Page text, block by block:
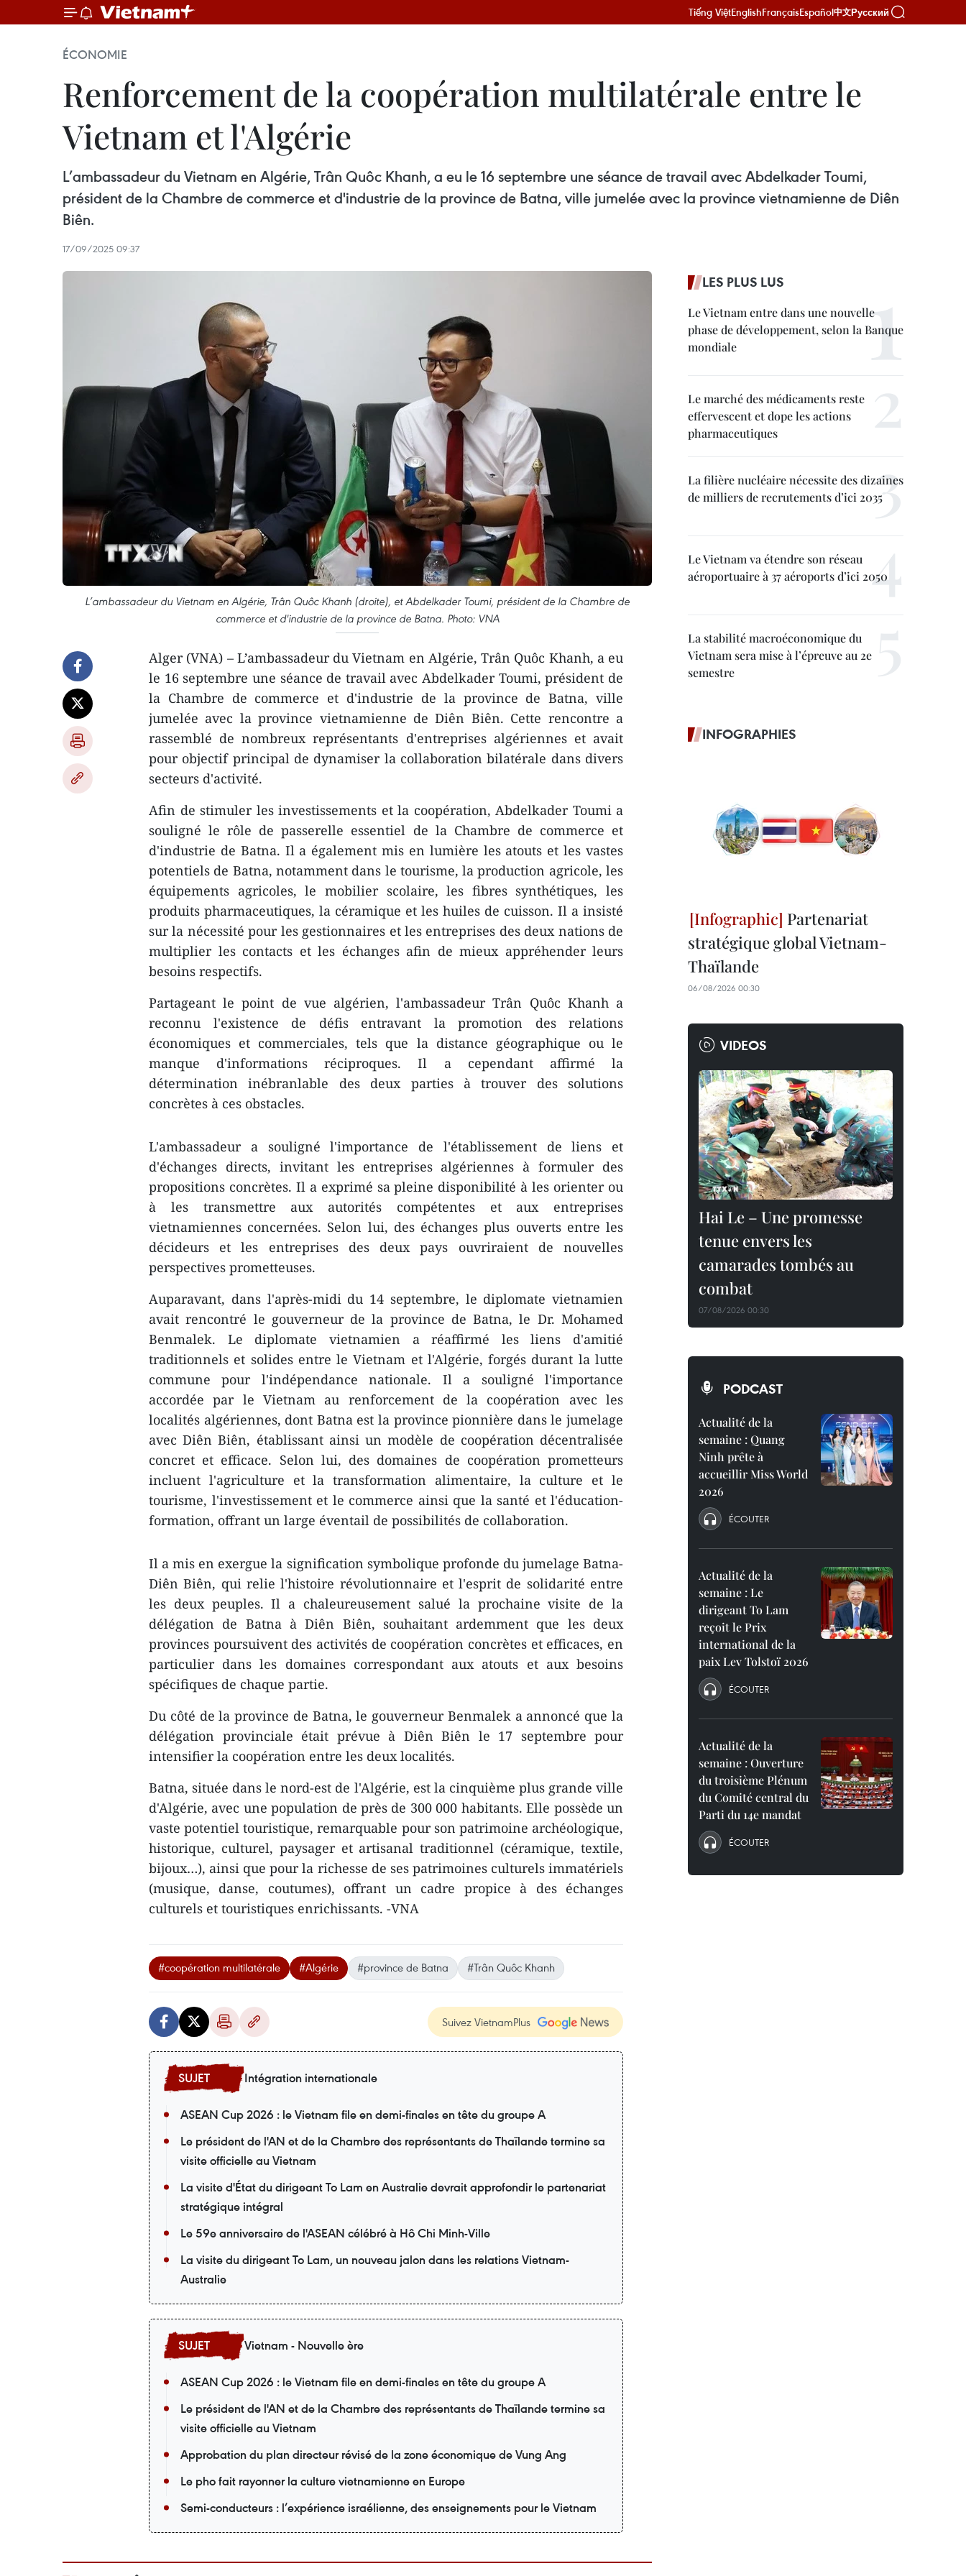
Tiếng ViệtEnglishFrançaisEspañol中文Русский
ÉCONOMIE
Renforcement de la coopération multilatérale entre le
Vietnam et l'Algérie
L’ambassadeur du Vietnam en Algérie, Trân Quôc Khanh, a eu le 16 septembre une séance de travail avec Abdelkader Toumi,
président de la Chambre de commerce et d'industrie de la province de Batna, ville jumelée avec la province vietnamienne de Diên
Biên.
17/09/2025 09:37
L’ambassadeur du Vietnam en Algérie, Trân Quôc Khanh (droite), et Abdelkader Toumi, président de la Chambre de
commerce et d'industrie de la province de Batna. Photo: VNA
Alger (VNA) – L’ambassadeur du Vietnam en Algérie, Trân Quôc Khanh, a eu
le 16 septembre une séance de travail avec Abdelkader Toumi, président de
la Chambre de commerce et d'industrie de la province de Batna, ville
jumelée avec la province vietnamienne de Diên Biên. Cette rencontre a
rassemblé de nombreux représentants d'entreprises algériennes et avait
pour objectif principal de dynamiser la collaboration bilatérale dans divers
secteurs d'activité.
Afin de stimuler les investissements et la coopération, Abdelkader Toumi a
souligné le rôle de passerelle essentiel de la Chambre de commerce et
d'industrie de Batna. Il a également mis en lumière les atouts et les vastes
potentiels de Batna, notamment dans le tourisme, la production agricole, les
équipements agricoles, le mobilier scolaire, les fibres synthétiques, les
produits pharmaceutiques, la céramique et les huiles de cuisson. Il a insisté
sur la nécessité pour les gestionnaires et les entreprises des deux nations de
multiplier les contacts et les échanges afin de mieux appréhender leurs
besoins respectifs.
Partageant le point de vue algérien, l'ambassadeur Trân Quôc Khanh a
reconnu l'existence de défis entravant la promotion des relations
économiques et commerciales, tels que la distance géographique ou le
manque d'informations réciproques. Il a cependant affirmé la
détermination inébranlable des deux parties à trouver des solutions
concrètes à ces obstacles.
L'ambassadeur a souligné l'importance de l'établissement de liens et
d'échanges directs, invitant les entreprises algériennes à formuler des
propositions concrètes. Il a exprimé sa pleine disponibilité à les orienter ou
à les transmettre aux autorités compétentes et aux entreprises
vietnamiennes concernées. Selon lui, des échanges plus ouverts entre les
décideurs et les entreprises des deux pays ouvriraient de nouvelles
perspectives prometteuses.
Auparavant, dans l'après-midi du 14 septembre, le diplomate vietnamien
avait rencontré le gouverneur de la province de Batna, le Dr. Mohamed
Benmalek. Le diplomate vietnamien a réaffirmé les liens d'amitié
traditionnels et solides entre le Vietnam et l'Algérie, forgés durant la lutte
commune pour l'indépendance nationale. Il a souligné l'importance
accordée par le Vietnam au renforcement de la coopération avec les
localités algériennes, dont Batna est la province pionnière dans le jumelage
avec Diên Biên, établissant ainsi un modèle de coopération décentralisée
concret et efficace. Selon lui, des domaines de coopération prometteurs
incluent l'agriculture et la transformation alimentaire, la culture et le
tourisme, l'investissement et le commerce ainsi que la santé et l'éducation-
formation, offrant un large éventail de possibilités de collaboration.
Il a mis en exergue la signification symbolique profonde du jumelage Batna-
Diên Biên, qui relie l'histoire révolutionnaire et l'esprit de solidarité entre
les deux peuples. Il a chaleureusement salué la prochaine visite de la
délégation de Batna à Diên Biên, souhaitant ardemment que les deux
provinces poursuivent des activités de coopération concrètes et efficaces, en
particulier dans les domaines correspondant aux atouts et aux besoins
spécifiques de chaque partie.
Du côté de la province de Batna, le gouverneur Benmalek a annoncé que la
délégation provinciale était prévue à Diên Biên le 17 septembre pour
intensifier la coopération entre les deux localités.
Batna, située dans le nord-est de l'Algérie, est la cinquième plus grande ville
d'Algérie, avec une population de près de 300 000 habitants. Elle possède un
vaste potentiel touristique, remarquable pour son patrimoine archéologique,
historique, culturel, paysager et artisanal traditionnel (céramique, textile,
bijoux…), ainsi que pour la richesse de ses patrimoines culturels immatériels
(musique, danse, coutumes), offrant un cadre propice à des échanges
culturels et touristiques enrichissants. -VNA
#coopération multilatérale #Algérie #province de Batna #Trân Quôc Khanh
Suivez VietnamPlus
Intégration internationale
ASEAN Cup 2026 : le Vietnam file en demi-finales en tête du groupe A
Le président de l'AN et de la Chambre des représentants de Thaïlande termine sa
visite officielle au Vietnam
La visite d'État du dirigeant To Lam en Australie devrait approfondir le partenariat
stratégique intégral
Le 59e anniversaire de l'ASEAN célébré à Hô Chi Minh-Ville
La visite du dirigeant To Lam, un nouveau jalon dans les relations Vietnam-
Australie
Vietnam - Nouvelle ère
ASEAN Cup 2026 : le Vietnam file en demi-finales en tête du groupe A
Le président de l'AN et de la Chambre des représentants de Thaïlande termine sa
visite officielle au Vietnam
Approbation du plan directeur révisé de la zone économique de Vung Ang
Le pho fait rayonner la culture vietnamienne en Europe
Semi-conducteurs : l’expérience israélienne, des enseignements pour le Vietnam
LES PLUS LUS
Le Vietnam entre dans une nouvelle
phase de développement, selon la Banque
mondiale
Le marché des médicaments reste
effervescent et dope les actions
pharmaceutiques
La filière nucléaire nécessite des dizaines
de milliers de recrutements d’ici 2035
Le Vietnam va étendre son réseau
aéroportuaire à 37 aéroports d’ici 2050
La stabilité macroéconomique du
Vietnam sera mise à l’épreuve au 2e
semestre
INFOGRAPHIES
Partenariat
stratégique global Vietnam-
Thaïlande
06/08/2026 00:30
VIDEOS
Hai Le – Une promesse
tenue envers les
camarades tombés au
combat
07/08/2026 00:30
PODCAST
Actualité de la
semaine : Quang
Ninh prête à
accueillir Miss World
2026
ÉCOUTER
Actualité de la
semaine : Le
dirigeant To Lam
reçoit le Prix
international de la
paix Lev Tolstoï 2026
ÉCOUTER
Actualité de la
semaine : Ouverture
du troisième Plénum
du Comité central du
Parti du 14e mandat
ÉCOUTER